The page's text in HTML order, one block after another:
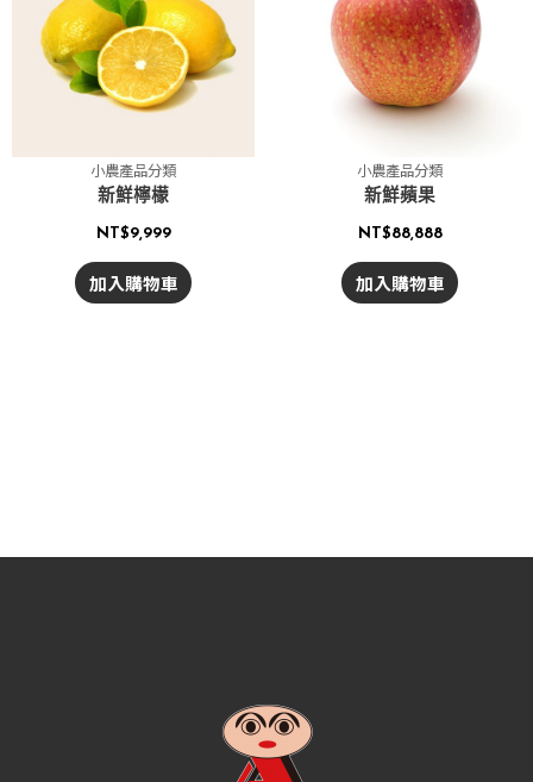
小農產品分類
新鮮檸檬
NT$9,999
加入購物車
小農產品分類
新鮮蘋果
NT$88,888
加入購物車